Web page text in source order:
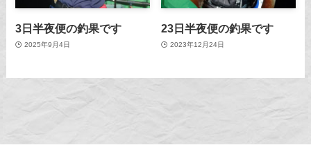
3日半夜便の釣果です
2025年9月4日
23日半夜便の釣果です
2023年12月24日